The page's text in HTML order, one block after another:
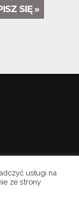
SIĘ »
usługi na
ze strony